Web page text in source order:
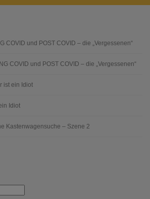
COVID und POST COVID – die „Vergessenen“
COVID und POST COVID – die „Vergessenen“
ist ein Idiot
Idiot
Kastenwagensuche – Szene 2